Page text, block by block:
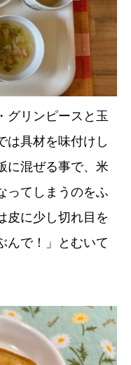
グリンピースと玉
は具材を味付けし
に混ぜる事で、米
ってしまうのをふ
皮に少し切れ目を
んで！」とむいて